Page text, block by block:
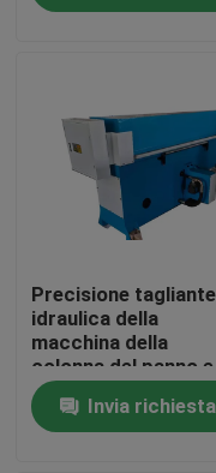
Giro della fabbrica
Controllo di qualità
Richieda una
Macchina
Precisione tagliante
idraulica della
macchina della
colonna del panno e
del cuoio quattro
Invia richiesta